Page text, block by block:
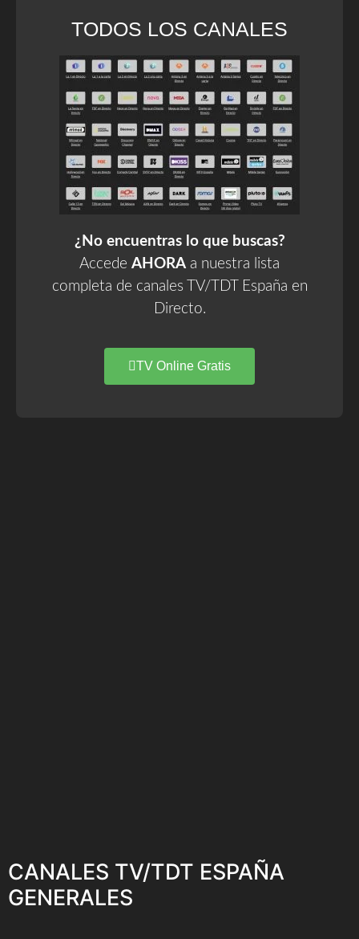
TODOS LOS CANALES
¿No encuentras lo que buscas?
Accede AHORA a nuestra lista
completa de canales TV/TDT España en
Directo.
TV Online Gratis
CANALES TV/TDT ESPAÑA
GENERALES